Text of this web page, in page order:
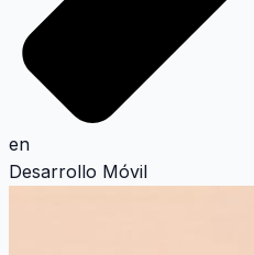
en
Desarrollo Móvil